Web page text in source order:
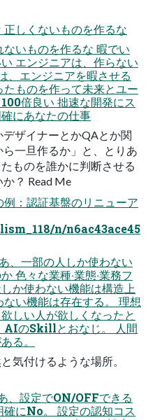
しくないものを作るな
いものを作るな 暇でい
エンジニアは、作らない
、エンジニアを暇させる
ものを作って未来とユー
倍良い 拙速な開発にス
にあなたの仕事
ザイナーとかQAとか関
⼀旦作るか」と、とりあ
ものを誰かに判断させる
？ Read Me
：認証基盤のリニューア
n/n6ac43ace45
⼀部の⼈しか使わない
⾊々な業種‧業態‧業務フ
か使わない機能は構造上
い機能は存在する。 理想
しい⼈が欲しくなったと
AIのSkillとおなじ。 ⼈間
る。
気付けるような場所。
設定でON/OFFできる
確にNo。 設定の認知コス